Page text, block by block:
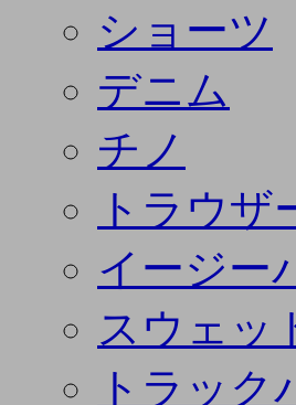
ショーツ
デニム
チノ
トラウザ
イージー
スウェッ
トラック